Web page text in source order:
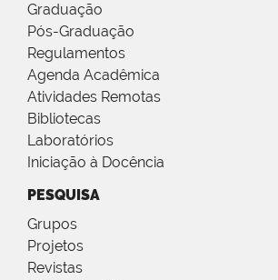
Graduação
Pós-Graduação
Regulamentos
Agenda Acadêmica
Atividades Remotas
Bibliotecas
Laboratórios
Iniciação à Docência
PESQUISA
Grupos
Projetos
Revistas